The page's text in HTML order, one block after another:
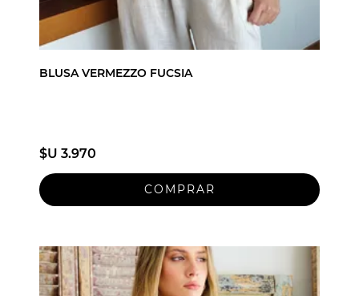
BLUSA VERMEZZO FUCSIA
$U 3.970